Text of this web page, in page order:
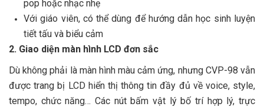
pop hoặc nhạc nhẹ
Với giáo viên, có thể dùng để hướng dẫn học sinh luyện
tiết tấu và biểu cảm
2. Giao diện màn hình LCD đơn sắc
Dù không phải là màn hình màu cảm ứng, nhưng CVP-98 vẫn
được trang bị LCD hiển thị thông tin đầy đủ về voice, style,
tempo, chức năng… Các nút bấm vật lý bố trí hợp lý, trực